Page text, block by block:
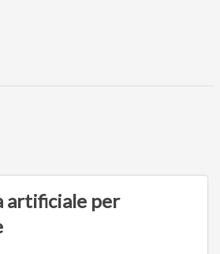
artificiale per